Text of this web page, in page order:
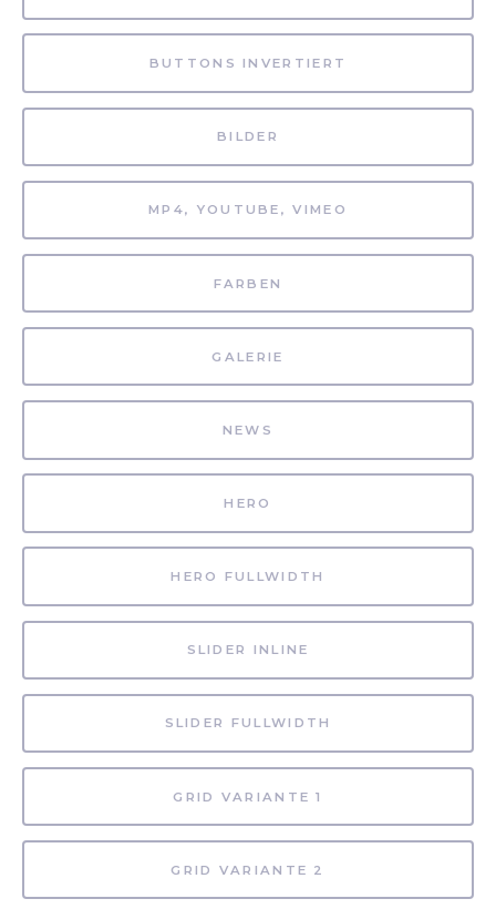
BUTTONS INVERTIERT
BILDER
MP4, YOUTUBE, VIMEO
FARBEN
GALERIE
NEWS
HERO
HERO FULLWIDTH
SLIDER INLINE
SLIDER FULLWIDTH
GRID VARIANTE 1
GRID VARIANTE 2